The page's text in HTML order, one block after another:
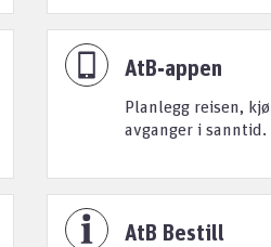
AtB-appen
Planlegg reisen,
avganger i sanntid.
AtB Bestill